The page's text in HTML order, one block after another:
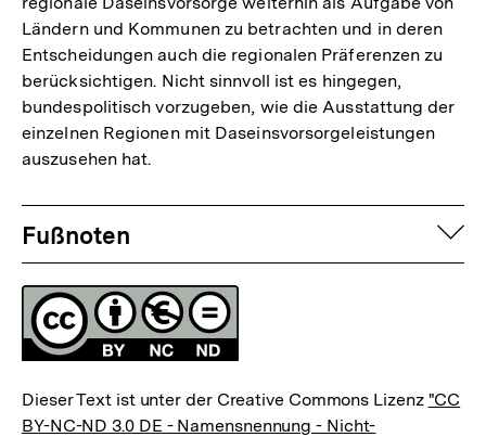
der
Fußnote
Ländern und Kommunen zu betrachten und in deren
Entscheidungen auch die regionalen Präferenzen zu
berücksichtigen. Nicht sinnvoll ist es hingegen,
bundespolitisch vorzugeben, wie die Ausstattung der
einzelnen Regionen mit Daseinsvorsorgeleistungen
auszusehen hat.
Fussnoten
Fußnoten
Lizenz
Dieser Text ist unter der Creative Commons Lizenz "CC
BY-NC-ND 3.0 DE - Namensnennung - Nicht-